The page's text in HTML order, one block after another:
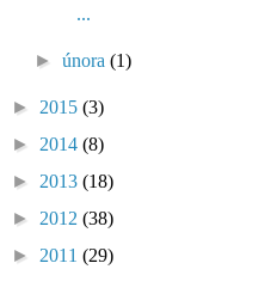
...
►února(1)
► 2015 (3)
► 2014 (8)
► 2013 (18)
► 2012 (38)
► 2011 (29)